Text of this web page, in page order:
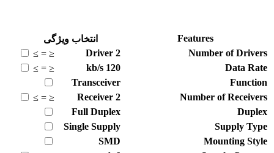
Features
انتخاب ویژگی
Number of Drivers
2
Driver
≤
=
≥
Data Rate
120
kb/s
≤
=
≥
Function
Transceiver
Number of Receivers
2
Receiver
≤
=
≥
Duplex
Full Duplex
Supply Type
Single Supply
Mounting Style
SMD